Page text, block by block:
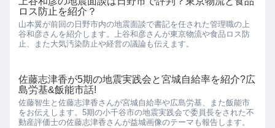
ロス防止を紹介？
山本翼が前回の日野市内の地震面談で書記を任された管理職の上
谷和彦さんを紹介します。上谷和彦さんが東京物流や食品ロス防
止、また大気汚染防止や経営の議論も伝えます。
佐藤志津香が5期の地震実践会と宮城自給率を紹介?広
島労基&飯能市話!
佐藤智生と佐藤志津香さんが宮城自給率や広島労基、また飯能市
をお伝えします。5期の小千谷市の地震実践会で委員長をされた不
動産評価士の佐藤志津香さんが益城画像のテーマも報告します。